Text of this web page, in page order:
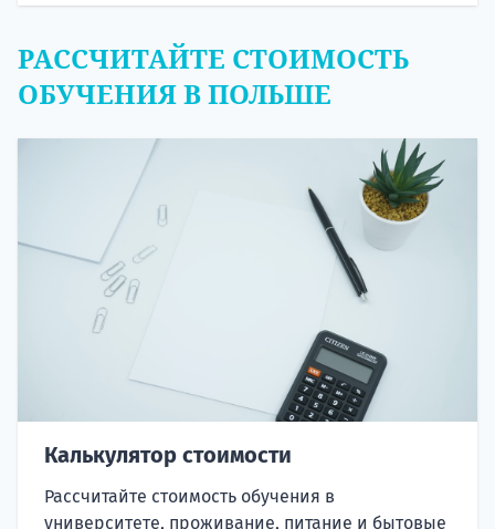
РАССЧИТАЙТЕ СТОИМОСТЬ
ОБУЧЕНИЯ В ПОЛЬШЕ
Калькулятор стоимости
Рассчитайте стоимость обучения в
университете, проживание, питание и бытовые